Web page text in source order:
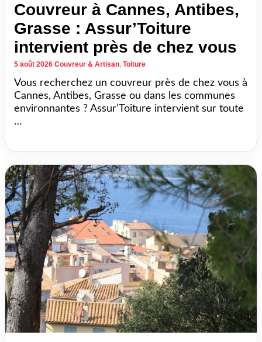
Couvreur à Cannes, Antibes,
Grasse : Assur’Toiture
intervient près de chez vous
5 août 2026 Couvreur & Artisan, Toiture
Vous recherchez un couvreur près de chez vous à
Cannes, Antibes, Grasse ou dans les communes
environnantes ? Assur’Toiture intervient sur toute
…